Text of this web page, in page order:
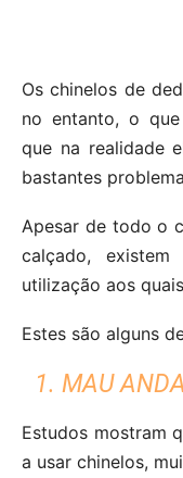
Os chinelos de
no entanto, o
que na realidade
bastantes
Apesar de todo o
calçado,
utilização aos
Estes são alguns
1. MAU
Estudos mostram
a usar chinelos,